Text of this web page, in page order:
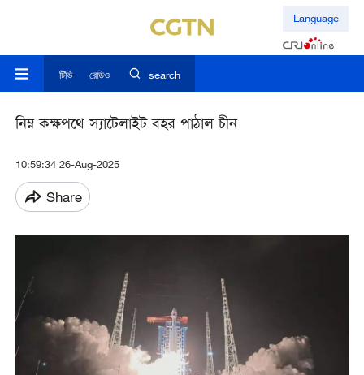
Language
টিভি রেডিও search
নিম্ন কক্ষপথে স্যাটেলাইট বহর পাঠাল চীন
10:59:34 26-Aug-2025
Share